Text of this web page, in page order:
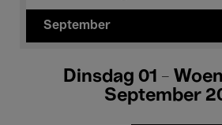
September
Dinsdag 01 -
September